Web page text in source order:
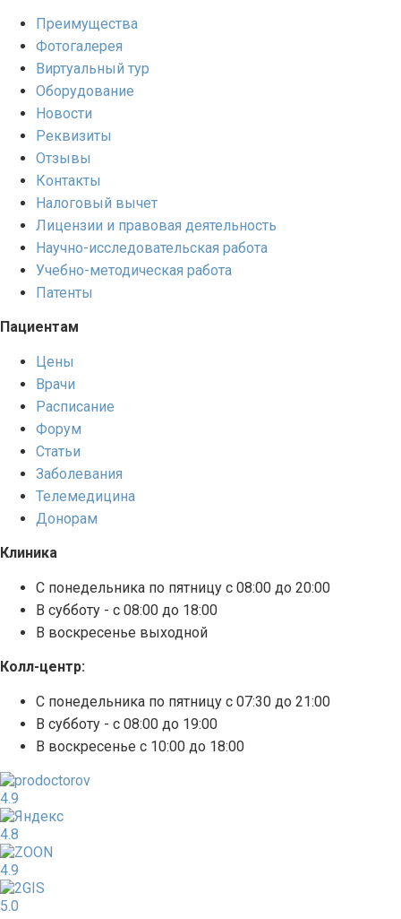
Преимущества
Фотогалерея
Виртуальный тур
Оборудование
Новости
Реквизиты
Отзывы
Контакты
Налоговый вычет
Лицензии и правовая деятельность
Научно-исследовательская работа
Учебно-методическая работа
Патенты
Пациентам
Цены
Врачи
Расписание
Форум
Статьи
Заболевания
Телемедицина
Донорам
Клиника
С понедельника по пятницу с 08:00 до 20:00
В субботу - с 08:00 до 18:00
В воскресенье выходной
Колл-центр:
С понедельника по пятницу с 07:30 до 21:00
В субботу - с 08:00 до 19:00
В воскресенье с 10:00 до 18:00
4.9
4.8
4.9
5.0